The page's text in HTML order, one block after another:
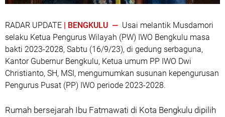
RADAR UPDATE | BENGKULU — Usai melantik Musdamori
selaku Ketua Pengurus Wilayah (PW) IWO Bengkulu masa
bakti 2023-2028, Sabtu (16/9/23), di gedung serbaguna,
Kantor Gubernur Bengkulu, Ketua umum PP IWO Dwi
Christianto, SH, MSI, mengumumkan susunan kepengurusan
Pengurus Pusat (PP) IWO periode 2023-2028.
Rumah bersejarah Ibu Fatmawati di Kota Bengkulu dipilih